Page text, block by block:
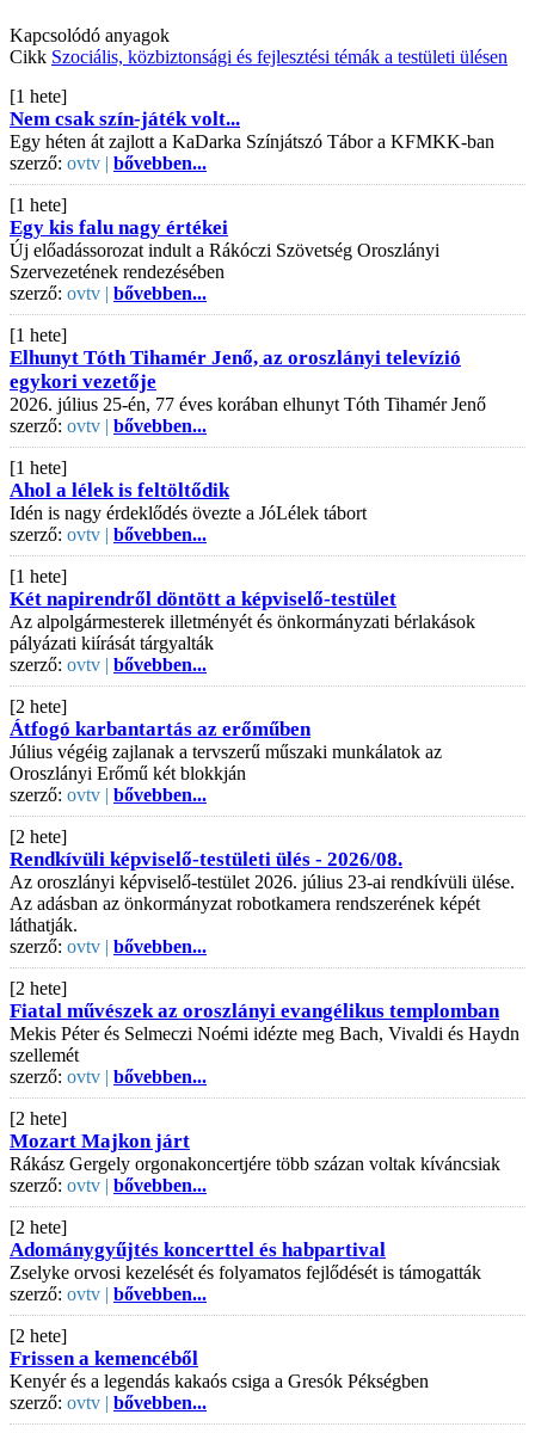
Kapcsolódó anyagok
Cikk Szociális, közbiztonsági és fejlesztési témák a testületi ülésen
[1 hete]
Nem csak szín-játék volt...
Egy héten át zajlott a KaDarka Színjátszó Tábor a KFMKK-ban
szerző: ovtv | bővebben...
[1 hete]
Egy kis falu nagy értékei
Új előadássorozat indult a Rákóczi Szövetség Oroszlányi
Szervezetének rendezésében
szerző: ovtv | bővebben...
[1 hete]
Elhunyt Tóth Tihamér Jenő, az oroszlányi televízió
egykori vezetője
2026. július 25-én, 77 éves korában elhunyt Tóth Tihamér Jenő
szerző: ovtv | bővebben...
[1 hete]
Ahol a lélek is feltöltődik
Idén is nagy érdeklődés övezte a JóLélek tábort
szerző: ovtv | bővebben...
[1 hete]
Két napirendről döntött a képviselő-testület
Az alpolgármesterek illetményét és önkormányzati bérlakások
pályázati kiírását tárgyalták
szerző: ovtv | bővebben...
[2 hete]
Átfogó karbantartás az erőműben
Július végéig zajlanak a tervszerű műszaki munkálatok az
Oroszlányi Erőmű két blokkján
szerző: ovtv | bővebben...
[2 hete]
Rendkívüli képviselő-testületi ülés - 2026/08.
Az oroszlányi képviselő-testület 2026. július 23-ai rendkívüli ülése.
Az adásban az önkormányzat robotkamera rendszerének képét
láthatják.
szerző: ovtv | bővebben...
[2 hete]
Fiatal művészek az oroszlányi evangélikus templomban
Mekis Péter és Selmeczi Noémi idézte meg Bach, Vivaldi és Haydn
szellemét
szerző: ovtv | bővebben...
[2 hete]
Mozart Majkon járt
Rákász Gergely orgonakoncertjére több százan voltak kíváncsiak
szerző: ovtv | bővebben...
[2 hete]
Adománygyűjtés koncerttel és habpartival
Zselyke orvosi kezelését és folyamatos fejlődését is támogatták
szerző: ovtv | bővebben...
[2 hete]
Frissen a kemencéből
Kenyér és a legendás kakaós csiga a Gresók Pékségben
szerző: ovtv | bővebben...